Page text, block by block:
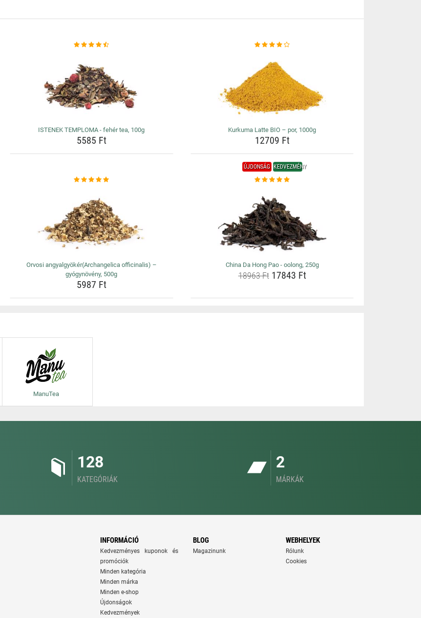
ISTENEK TEMPLOMA - fehér tea, 100g
5585 Ft
Kurkuma Latte BIO – por, 1000g
12709 Ft
Orvosi angyalgyökér(Archangelica officinalis) –
gyógynövény, 500g
5987 Ft
ÚJDONSÁG KEDVEZMÉNY
China Da Hong Pao - oolong, 250g
18963 Ft17843 Ft
ManuTea
128
KATEGÓRIÁK
2
MÁRKÁK
INFORMÁCIÓ
Kedvezményes kuponok és
promóciók
Minden kategória
Minden márka
Minden e-shop
Újdonságok
Kedvezmények
BLOG
Magazinunk
WEBHELYEK
Rólunk
Cookies